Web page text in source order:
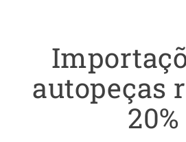
autopeças
20%